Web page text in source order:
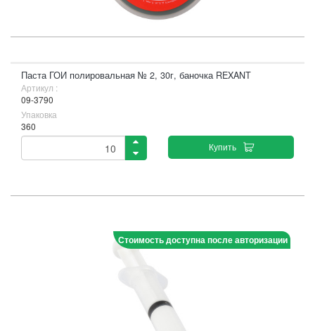
Паста ГОИ полировальная № 2, 30г, баночка REXANT
Артикул :
09-3790
Упаковка
360
Купить
Стоимость доступна после авторизации